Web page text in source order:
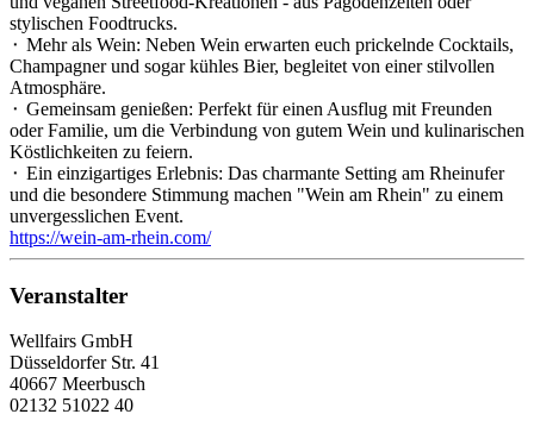
stylischen Foodtrucks.
⬝ Mehr als Wein: Neben Wein erwarten euch prickelnde Cocktails,
Champagner und sogar kühles Bier, begleitet von einer stilvollen
Atmosphäre.
⬝ Gemeinsam genießen: Perfekt für einen Ausflug mit Freunden
oder Familie, um die Verbindung von gutem Wein und kulinarischen
Köstlichkeiten zu feiern.
⬝ Ein einzigartiges Erlebnis: Das charmante Setting am Rheinufer
und die besondere Stimmung machen "Wein am Rhein" zu einem
unvergesslichen Event.
https://wein-am-rhein.com/
Veranstalter
Wellfairs GmbH
Düsseldorfer Str. 41
40667 Meerbusch
02132 51022 40